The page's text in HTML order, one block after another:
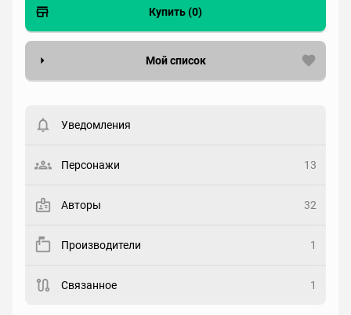
Купить (0)
Мой список
Статус
Рейтинг
Реакция
Уведомления
Персонажи 13
Авторы 32
Производители 1
Связанное 1